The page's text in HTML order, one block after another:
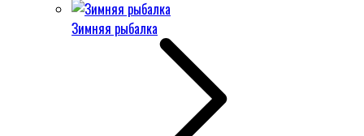
Зимняя рыбалка